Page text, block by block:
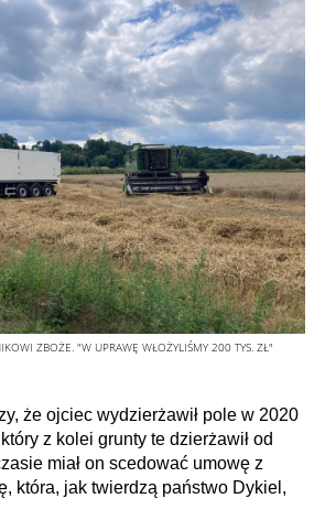
ZBOŻE. "W UPRAWĘ WŁOŻYLIŚMY 200 TYS. ZŁ"
że ojciec wydzierżawił pole w 2020
z kolei grunty te dzierżawił od
miał on scedować umowę z
która, jak twierdzą państwo Dykiel,